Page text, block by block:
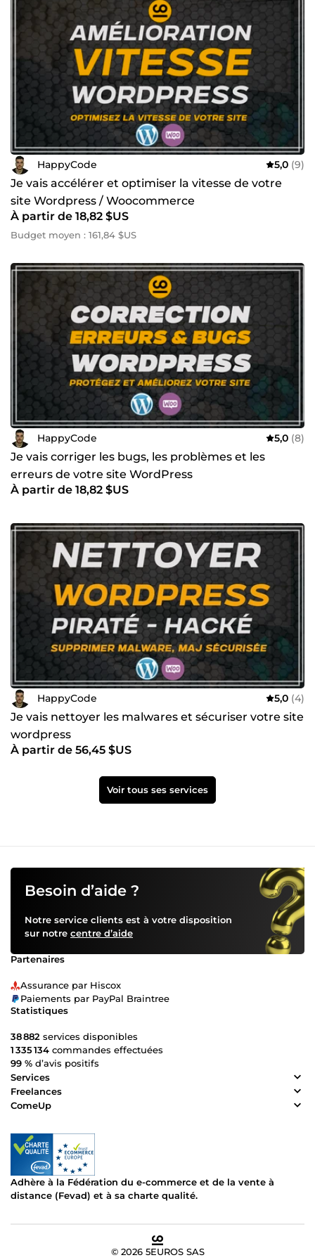
HappyCode 5,0 (9)
Je vais accélérer et optimiser la vitesse de votre
site Wordpress / Woocommerce
À partir de 18,82 $US
Budget moyen : 161,84 $US
HappyCode 5,0 (8)
Je vais corriger les bugs, les problèmes et les
erreurs de votre site WordPress
À partir de 18,82 $US
HappyCode 5,0 (4)
Je vais nettoyer les malwares et sécuriser votre site
wordpress
À partir de 56,45 $US
Voir tous ses services
Besoin d’aide ?
Notre service clients est à votre disposition
sur notre centre d’aide
Partenaires
Assurance par Hiscox
Paiements par PayPal Braintree
Statistiques
38 882 services disponibles
1 335 134 commandes effectuées
99 % d’avis positifs
Services
Freelances
ComeUp
Adhère à la Fédération du e-commerce et de la vente à
distance (Fevad) et à sa charte qualité.
© 2026 5EUROS SAS